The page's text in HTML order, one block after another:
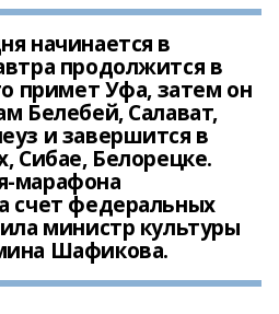
начинается в
продолжится в
примет Уфа, затем он
Белебей, Салават,
и завершится в
Сибае, Белорецке.
марафона
счет федеральных
министр культуры
Шафикова.